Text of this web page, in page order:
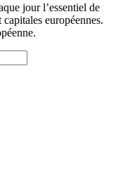
jour l’essentiel de
européennes.